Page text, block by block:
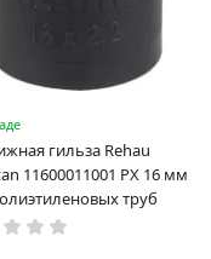
гильза Rehau
11600011001 PX 16 мм
труб